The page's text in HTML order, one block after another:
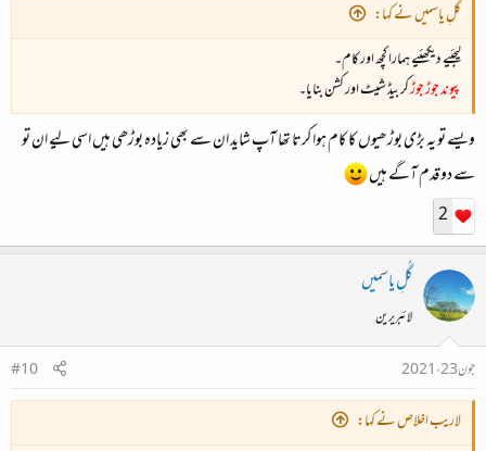
گُلِ یاسمیں نے کہا:
لیجئیے دیکھئیے ہمارا کچھ اور کام۔
پیوند جوڑ جوڑکر بیڈ شیٹ اور کشن بنایا۔
ویسے تو یہ بڑی بوڑھیوں کا کام ہوا کرتا تھا آپ شاید ان سے بھی زیادہ بوڑھی ہیں اسی لیے ان تو
سے دو قدم آگے ہیں
2
گُلِ یاسمیں
لائبریرین
جون 23، 2021
#10
لاريب اخلاص نے کہا: